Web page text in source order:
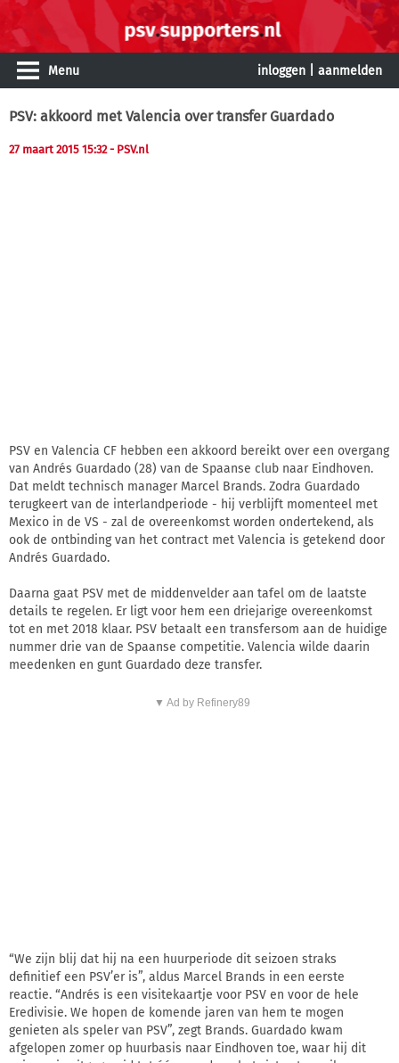
Menu inloggen aanmelden
PSV: akkoord met Valencia over transfer Guardado
27 maart 2015 15:32- PSV.nl
PSV en Valencia CF hebben een akkoord bereikt over een overgang
van Andrés Guardado (28) van de Spaanse club naar Eindhoven.
Dat meldt technisch manager Marcel Brands. Zodra Guardado
terugkeert van de interlandperiode - hij verblijft momenteel met
Mexico in de VS - zal de overeenkomst worden ondertekend, als
ook de ontbinding van het contract met Valencia is getekend door
Andrés Guardado.
Daarna gaat PSV met de middenvelder aan tafel om de laatste
details te regelen. Er ligt voor hem een driejarige overeenkomst
tot en met 2018 klaar. PSV betaalt een transfersom aan de huidige
nummer drie van de Spaanse competitie. Valencia wilde daarin
meedenken en gunt Guardado deze transfer.
▼ Ad by Refinery89
“We zijn blij dat hij na een huurperiode dit seizoen straks
definitief een PSV’er is”, aldus Marcel Brands in een eerste
reactie. “Andrés is een visitekaartje voor PSV en voor de hele
Eredivisie. We hopen de komende jaren van hem te mogen
genieten als speler van PSV”, zegt Brands. Guardado kwam
afgelopen zomer op huurbasis naar Eindhoven toe, waar hij dit